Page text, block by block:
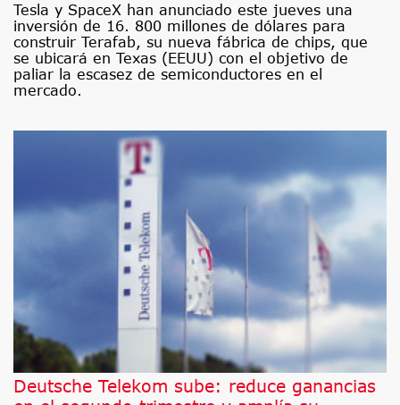
Tesla y SpaceX han anunciado este jueves una
inversión de 16. 800 millones de dólares para
construir Terafab, su nueva fábrica de chips, que
se ubicará en Texas (EEUU) con el objetivo de
paliar la escasez de semiconductores en el
mercado.
Deutsche Telekom sube: reduce ganancias